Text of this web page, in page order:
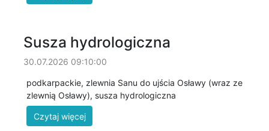
Susza hydrologiczna
30.07.2026 09:10:00
podkarpackie, zlewnia Sanu do ujścia Osławy (wraz ze
zlewnią Osławy), susza hydrologiczna